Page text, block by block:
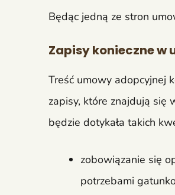
Będąc jedną ze stron
Zapisy konieczne w
Treść umowy adopcyjnej
zapisy, które znajdują się
będzie dotykała takich
zobowiązanie się
potrzebami